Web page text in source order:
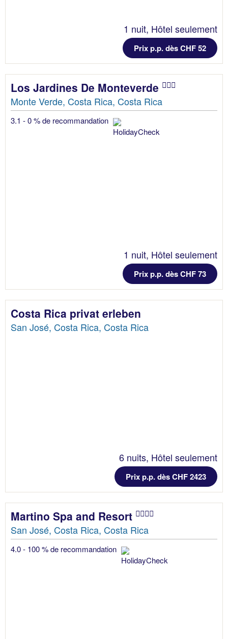
1 nuit, Hôtel seulement
Prix p.p. dès CHF 52
Los Jardines De Monteverde
Monte Verde, Costa Rica, Costa Rica
3.1 - 0 % de recommandation
1 nuit, Hôtel seulement
Prix p.p. dès CHF 73
Costa Rica privat erleben
San José, Costa Rica, Costa Rica
6 nuits, Hôtel seulement
Prix p.p. dès CHF 2423
Martino Spa and Resort
San José, Costa Rica, Costa Rica
4.0 - 100 % de recommandation